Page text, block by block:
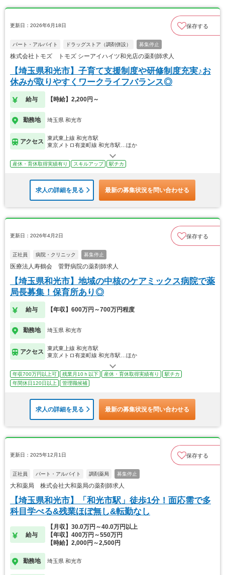
更新日：2026年6月18日 保存する
パート・アルバイト ドラッグストア（調剤併設） 募集停止
株式会社トモズ トモズ シーアイハイツ和光店の薬剤師求人
【埼玉県和光市】子育て支援制度や研修制度充実♪お
休みが取りやすくワークライフバランス◎
給与 【時給】2,200円～
勤務地 埼玉県 和光市
アクセス
東武東上線 和光市駅
東京メトロ有楽町線 和光市駅…ほか
産休・育休取得実績有り スキルアップ 駅チカ
求人の詳細を見る 最新の募集状況を問い合わせる
更新日：2026年4月2日 保存する
正社員 病院・クリニック 募集停止
医療法人寿鶴会 菅野病院の薬剤師求人
【埼玉県和光市】地域の中核のケアミックス病院で薬
局長募集！保育所あり◎
給与 【年収】600万円～700万円程度
勤務地 埼玉県 和光市
アクセス
東武東上線 和光市駅
東京メトロ有楽町線 和光市駅…ほか
年収700万円以上可 残業月10ｈ以下 産休・育休取得実績有り
駅チカ
年間休日120日以上
管理職候補
求人の詳細を見る 最新の募集状況を問い合わせる
更新日：2025年12月1日 保存する
正社員 パート・アルバイト 調剤薬局 募集停止
大和薬局 株式会社大和薬局の薬剤師求人
【埼玉県和光市】「和光市駅」徒歩1分！面応需で多
科目学べる&残業ほぼ無し&転勤なし
給与
【月収】30.0万円～40.0万円以上
【年収】400万円～550万円
【時給】2,000円～2,500円
勤務地 埼玉県 和光市